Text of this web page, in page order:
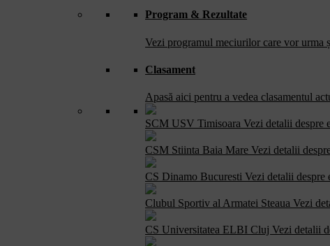
Program & Rezultate
Vezi programul meciurilor care vor urma
Clasament
Apasă aici pentru a vedea clasamentul
SCM USV Timisoara Vezi detalii despre
CSM Stiinta Baia Mare Vezi detalii
CS Dinamo Bucuresti Vezi detalii despre
Clubul Sportiv al Armatei Steaua Vezi
CS Universitatea ELBI Cluj Vezi detalii